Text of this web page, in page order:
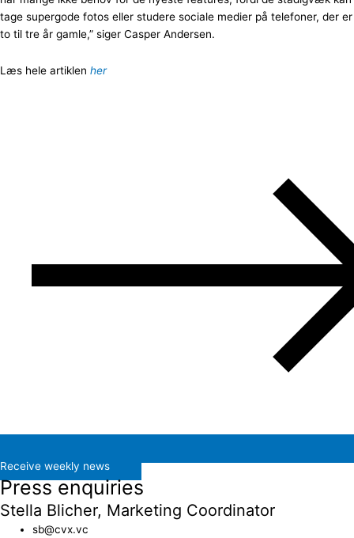
tage supergode fotos eller studere sociale medier på telefoner, der er
to til tre år gamle,” siger Casper Andersen.
Læs hele artiklen her
Receive weekly news
Press enquiries
Stella Blicher, Marketing Coordinator
sb@cvx.vc​